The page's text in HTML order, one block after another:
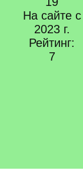
На сайте с
2023 г.
Рейтинг:
7